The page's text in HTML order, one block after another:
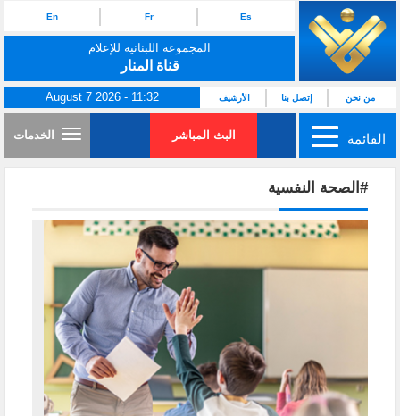
Es
Fr
En
المجموعة اللبنانية للإعلام
قناة المنار
من نحن إتصل بنا الأرشيف August 7 2026 - 11:32
القائمة البث المباشر الخدمات
#الصحة النفسية